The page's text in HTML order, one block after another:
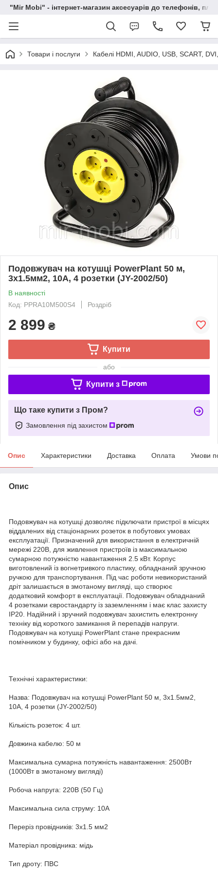
"Mir Mobi" - інтернет-магазин аксесуарів до телефонів,
Товари і послуги Кабелі HDMI, AUDIO, USB, SCART,
Подовжувач на котушці PowerPlant 50 м,
3x1.5мм2, 10А, 4 розетки (JY-2002/50)
В наявності
Код: PPRA10M500S4
Роздріб
2 899 ₴
Купити
або
Купити з
Що таке купити з Пром?
Замовлення під захистом
Опис Характеристики Доставка Оплата Умови
Опис
Подовжувач на котушці дозволяє підключати пристрої в місцях
віддалених від стаціонарних розеток в побутових умовах
експлуатації. Призначений для використання в електричній
мережі 220В, для живлення пристроїв із максимальною
сумарною потужністю навантаження 2.5 кВт. Корпус
виготовлений із вогнетривкого пластику, обладнаний зручною
ручкою для транспортування. Під час роботи невикористаний
дріт залишається в змотаному вигляді, що створює
додатковий комфорт в експлуатації. Подовжувач обладнаний
4 розетками євростандарту із заземленням і має клас захисту
IP20. Надійний і зручний подовжувач захистить електронну
техніку від короткого замикання й перепадів напруги.
Подовжувач на котушці PowerPlant стане прекрасним
помічником у будинку, офісі або на дачі.
Технічні характеристики:
Назва: Подовжувач на котушці PowerPlant 50 м, 3x1.5мм2,
10А, 4 розетки (JY-2002/50)
Кількість розеток: 4 шт.
Довжина кабелю: 50 м
Максимальна сумарна потужність навантаження: 2500Вт
(1000Вт в змотаному вигляді)
Робоча напруга: 220В (50 Гц)
Максимальна сила струму: 10А
Переріз провідників: 3х1.5 мм2
Матеріал провідника: мідь
Тип дроту: ПВС